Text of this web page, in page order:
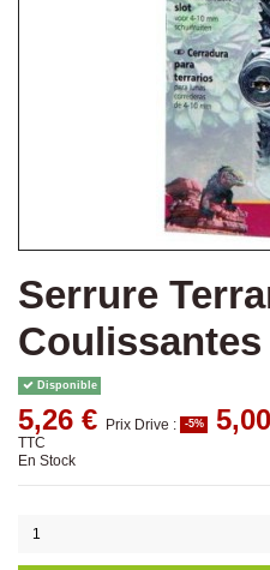
Serrure
Disponible
5,26 € Prix Drive : -5%
TTC
En Stock